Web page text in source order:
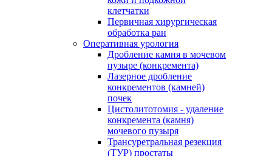
клетчатки
Первичная хирургическая
обработка ран
Оперативная урология
Дробление камня в мочевом
пузыре (конкремента)
Лазерное дробление
конкрементов (камней)
почек
Цистолитотомия - удаление
конкремента (камня)
мочевого пузыря
Трансуретральная резекция
(ТУР) простаты